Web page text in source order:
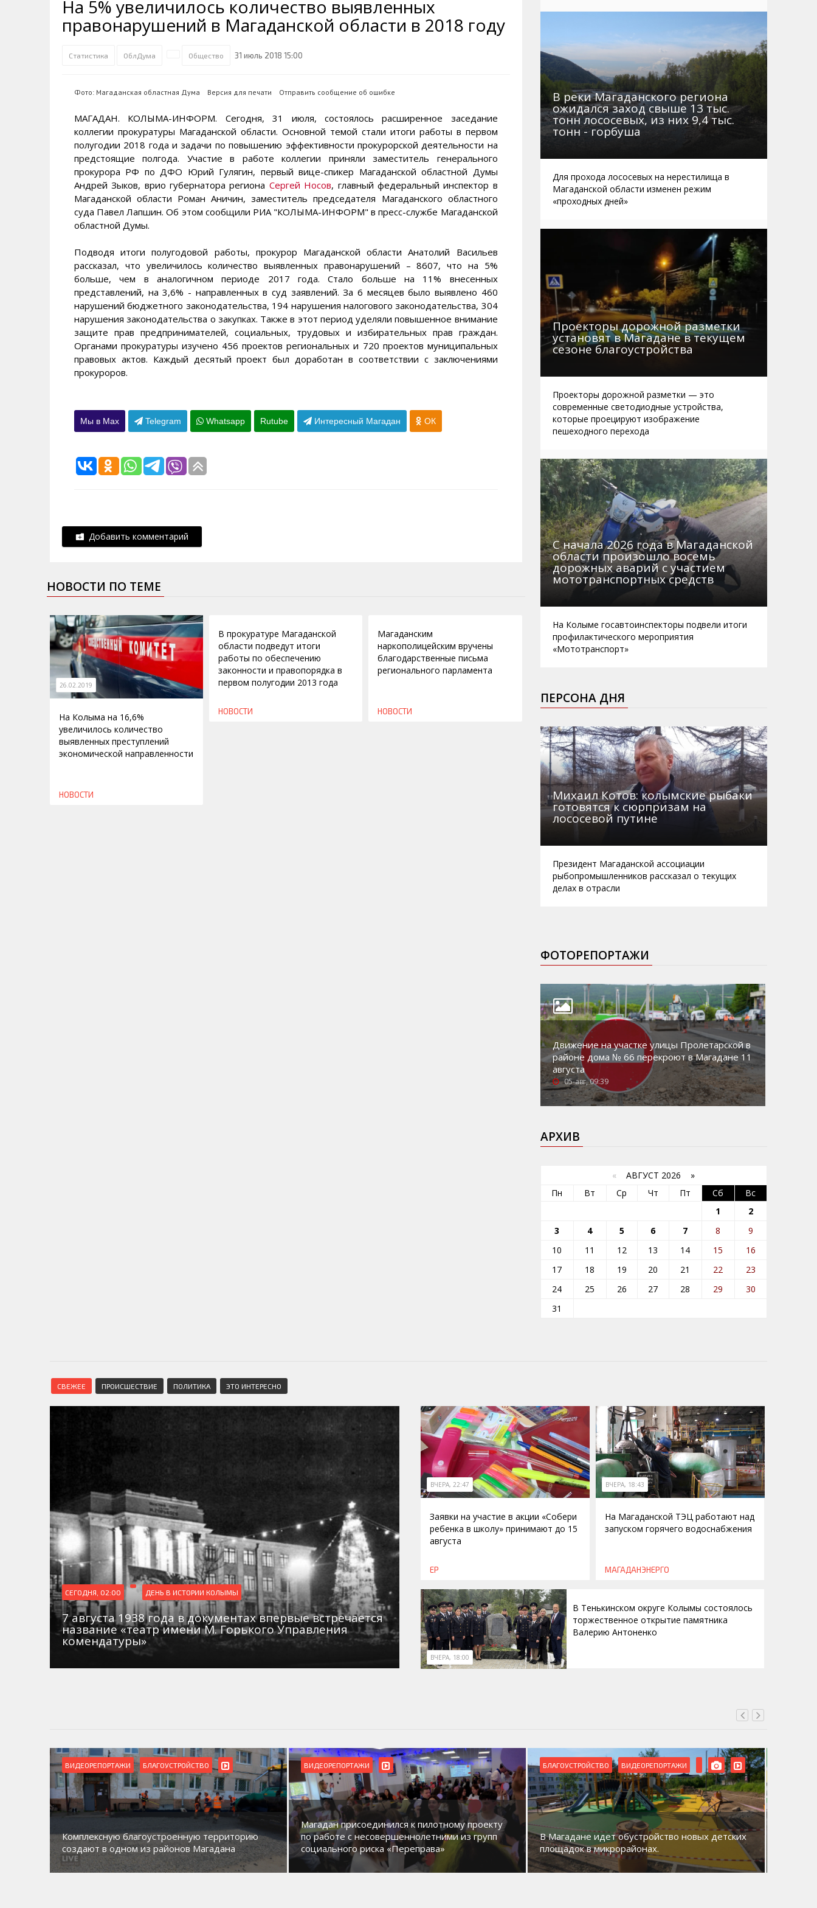
Транспортная инфраструктура
Их надо знать. Галерея славы
Колымы
Достопримечательности
Туристическик маршруты
Интерактивная карта
Песни о Колыме
Хранители экрана. Заставки
Кинохроника Магадана
3D районы города
Автобусы Магадан – Аэропорт
Таблица приливов отливов
Губернатор
Наркоте нет
Сельское хозяйство
Аварии ДТП
Кванториум
Визит
Благоустройство
Горнолыжная школа
Алименты
УМВД
Косторезы Магадана
Не мусорить
Браконьеры
На 5% увеличилось количество выявленных
правонарушений в Магаданской области в 2018 году
Статистика ОблДума Общество 31 июль 2018 15:00
Фото: Магаданская областная Дума Версия для печати Отправить сообщение об ошибке
МАГАДАН. КОЛЫМА-ИНФОРМ. Сегодня, 31 июля, состоялось расширенное заседание
коллегии прокуратуры Магаданской области. Основной темой стали итоги работы в первом
полугодии 2018 года и задачи по повышению эффективности прокурорской деятельности на
предстоящие полгода. Участие в работе коллегии приняли заместитель генерального
прокурора РФ по ДФО Юрий Гулягин, первый вице-спикер Магаданской областной Думы
Андрей Зыков, врио губернатора региона Сергей Носов, главный федеральный инспектор в
Магаданской области Роман Аничин, заместитель председателя Магаданского областного
суда Павел Лапшин. Об этом сообщили РИА "КОЛЫМА-ИНФОРМ" в пресс-службе Магаданской
областной Думы.
Подводя итоги полугодовой работы, прокурор Магаданской области Анатолий Васильев
рассказал, что увеличилось количество выявленных правонарушений – 8607, что на 5%
больше, чем в аналогичном периоде 2017 года. Стало больше на 11% внесенных
представлений, на 3,6% - направленных в суд заявлений. За 6 месяцев было выявлено 460
нарушений бюджетного законодательства, 194 нарушения налогового законодательства, 304
нарушения законодательства о закупках. Также в этот период уделяли повышенное внимание
защите прав предпринимателей, социальных, трудовых и избирательных прав граждан.
Органами прокуратуры изучено 456 проектов региональных и 720 проектов муниципальных
правовых актов. Каждый десятый проект был доработан в соответствии с заключениями
прокуроров.
Мы в Max Telegram Whatsapp Rutube Интересный Магадан ОК
Добавить комментарий
НОВОСТИ ПО ТЕМЕ
26.02.2019
На Колыма на 16,6%
увеличилось количество
выявленных преступлений
экономической направленности
НОВОСТИ
В прокуратуре Магаданской
области подведут итоги
работы по обеспечению
законности и правопорядка в
первом полугодии 2013 года
НОВОСТИ
Магаданским
наркополицейским вручены
благодарственные письма
регионального парламента
НОВОСТИ
В реки Магаданского региона
ожидался заход свыше 13 тыс.
тонн лососевых, из них 9,4 тыс.
тонн - горбуша
Для прохода лососевых на нерестилища в
Магаданской области изменен режим
«проходных дней»
Проекторы дорожной разметки
установят в Магадане в текущем
сезоне благоустройства
Проекторы дорожной разметки — это
современные светодиодные устройства,
которые проецируют изображение
пешеходного перехода
С начала 2026 года в Магаданской
области произошло восемь
дорожных аварий с участием
мототранспортных средств
На Колыме госавтоинспекторы подвели итоги
профилактического мероприятия
«Мототранспорт»
ПЕРСОНА ДНЯ
Михаил Котов: колымские рыбаки
готовятся к сюрпризам на
лососевой путине
Президент Магаданской ассоциации
рыбопромышленников рассказал о текущих
делах в отрасли
ФОТОРЕПОРТАЖИ
Движение на участке улицы Пролетарской в
районе дома № 66 перекроют в Магадане 11
августа
05-авг, 09:39
АРХИВ
« АВГУСТ 2026 »
Пн
Вт Ср Чт Пт Сб
Вс
1
2
3
4 5 6 7 8
9
10
11 12 13 14 15
16
17
18 19 20 21 22
23
24
25 26 27 28 29
30
31
СВЕЖЕЕ ПРОИСШЕСТВИЕ ПОЛИТИКА ЭТО ИНТЕРЕСНО
СЕГОДНЯ, 02:00 ДЕНЬ В ИСТОРИИ КОЛЫМЫ
7 августа 1938 года в документах впервые встречается
название «театр имени М. Горького Управления
комендатуры»
ВЧЕРА, 22:47
Заявки на участие в акции «Собери
ребенка в школу» принимают до 15
августа
ЕР
ВЧЕРА, 18:43
На Магаданской ТЭЦ работают над
запуском горячего водоснабжения
МАГАДАНЭНЕРГО
ВЧЕРА, 18:00
В Тенькинском округе Колымы состоялось
торжественное открытие памятника
Валерию Антоненко
ВИДЕОРЕПОРТАЖИ БЛАГОУСТРОЙСТВО
Комплексную благоустроенную территорию
создают в одном из районов Магадана
ВИДЕОРЕПОРТАЖИ
Магадан присоединился к пилотному проекту
по работе с несовершеннолетними из групп
социального риска «Переправа»
БЛАГОУСТРОЙСТВО ВИДЕОРЕПОРТАЖИ
В Магадане идет обустройство новых детских
площадок в микрорайонах.